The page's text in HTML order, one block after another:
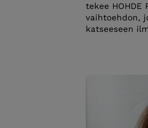
tekee HOHDE
vaihtoehdon,
katseeseen